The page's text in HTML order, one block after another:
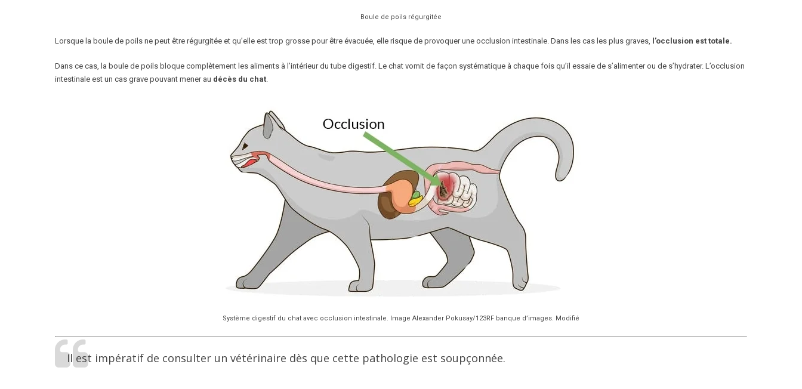
Boule de poils régurgitée
Lorsque la boule de poils ne peut être régurgitée et qu’elle est trop grosse pour être évacuée, elle risque de provoquer une occlusion intestinale. Dans les cas les plus graves, l’occlusion est totale.
Dans ce cas, la boule de poils bloque complètement les aliments à l’intérieur du tube digestif. Le chat vomit de façon systématique à chaque fois qu’il essaie de s’alimenter ou de s’hydrater. L’occlusion
intestinale est un cas grave pouvant mener au décès du chat.
Système digestif du chat avec occlusion intestinale. Image Alexander Pokusay/123RF banque d’images. Modifié
Il est impératif de consulter un vétérinaire dès que cette pathologie est soupçonnée.